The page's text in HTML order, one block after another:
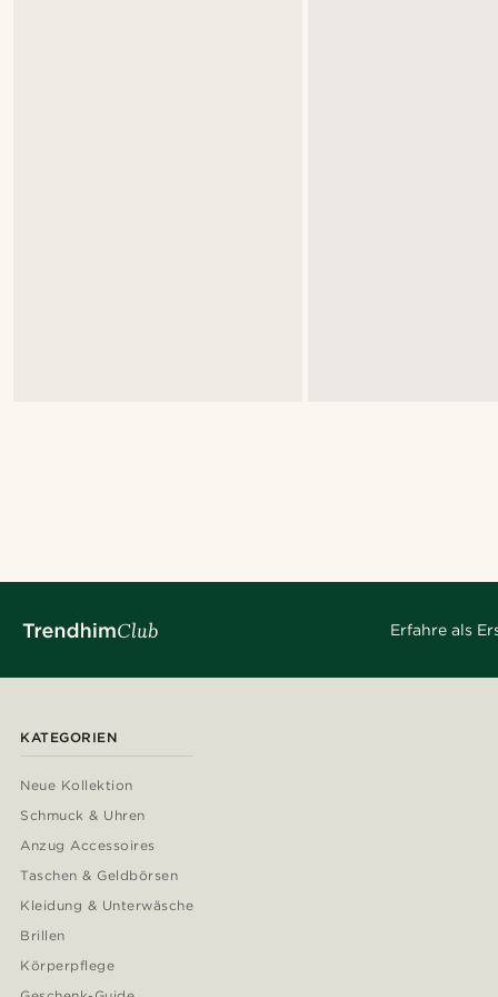
Erfahre als
KATEGORIEN
Neue Kollektion
Schmuck & Uhren
Anzug Accessoires
Taschen & Geldbörsen
Kleidung & Unterwäsche
Brillen
Körperpflege